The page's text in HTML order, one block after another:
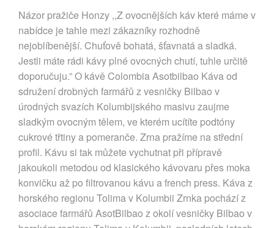
Názor pražiče Honzy ,,Z ovocnějších káv které máme v
nabídce je tahle mezi zákazníky rozhodně
nejoblíbenější. Chuťově bohatá, šťavnatá a sladká.
Jestli máte rádi kávy plné ovocných chutí, tuhle určitě
doporučuju.” O kávě Colombia Asotbilbao Káva od
sdružení drobných farmářů z vesničky Bilbao v
úrodných svazích Kolumbijského masivu zaujme
sladkým ovocným tělem, ve kterém ucítíte podtóny
cukrové třtiny a pomeranče. Zrna pražíme na střední
profil. Kávu si tak můžete vychutnat při přípravě
jakoukoli metodou od klasického kávovaru přes moka
konvičku až po filtrovanou kávu a french press. Káva z
horského regionu Tolima v Kolumbii Zrnka pochází z
asociace farmářů AsotBilbao z okolí vesničky Bilbao v